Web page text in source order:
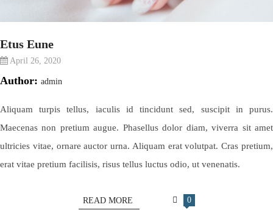
Etus Eune
April 26, 2020
Author: admin
Aliquam turpis tellus, iaculis id tincidunt sed, suscipit in purus.
Maecenas non pretium augue. Phasellus dolor diam, viverra sit amet
ultricies vitae, ornare auctor urna. Aliquam erat volutpat. Cras pretium,
erat vitae pretium facilisis, risus tellus luctus odio, ut venenatis.
READ MORE 0